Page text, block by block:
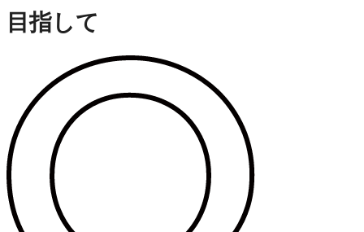
目指して